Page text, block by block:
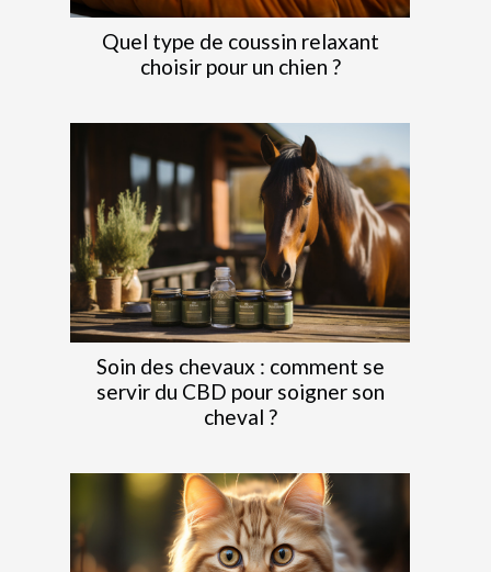
Quel type de coussin relaxant
choisir pour un chien ?
Soin des chevaux : comment se
servir du CBD pour soigner son
cheval ?